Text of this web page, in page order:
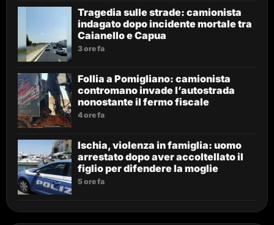
Tragedia sulle strade: camionista
indagato dopo incidente mortale tra
Caianello e Capua
3 ore fa
Follia a Pomigliano: camionista
contromano invade l’autostrada
nonostante il fermo fiscale
4 ore fa
Ischia, violenza in famiglia: uomo
arrestato dopo aver accoltellato il
figlio per difendere la moglie
5 ore fa